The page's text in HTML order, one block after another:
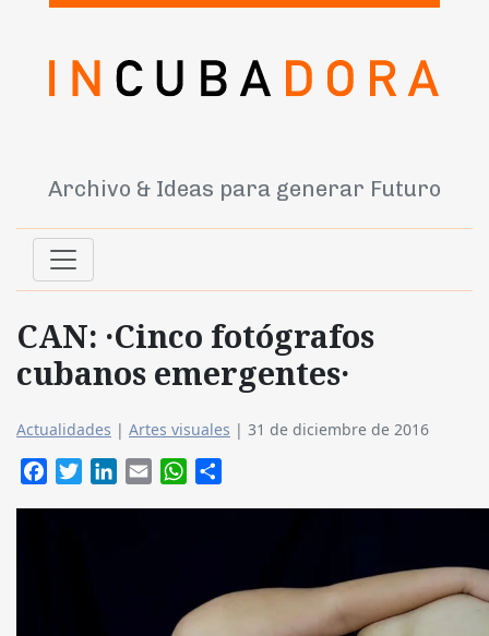
Archivo & Ideas para generar Futuro
CAN: ·Cinco fotógrafos
cubanos emergentes·
Actualidades | Artes visuales | 31 de diciembre de 2016
FacebookTwitterLinkedIn
Email WhatsApp